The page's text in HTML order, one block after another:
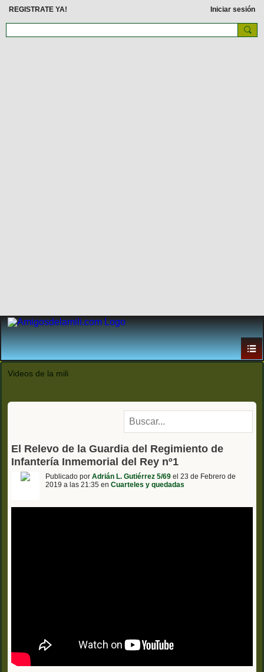
REGISTRATE YA! Iniciar sesión
Videos de la mili
El Relevo de la Guardia del Regimiento de
Infantería Inmemorial del Rey nº1
Publicado por Adrián L. Gutiérrez 5/69 el 23 de Febrero de
2019 a las 21:35 en Cuarteles y quedadas